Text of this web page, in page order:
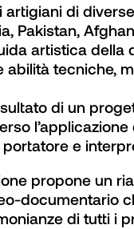
artigiani di
Pakistan,
artistica della
abilità tecniche,
di un
e
propone un
documentario
di tutti i